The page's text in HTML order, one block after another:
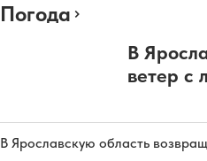
Погода
В
ветер с
В Ярославскую область